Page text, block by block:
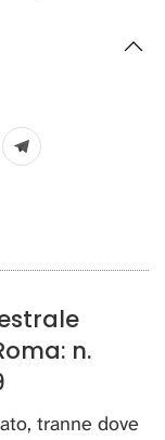
n.
tranne dove